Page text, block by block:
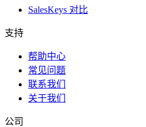
SalesKeys 对比
支持
帮助中心
常见问题
联系我们
关于我们
公司